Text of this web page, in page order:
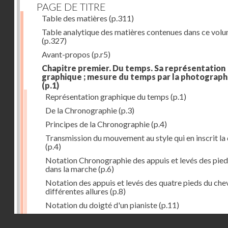
PAGE DE TITRE
Table des matières (p.311)
Table analytique des matières contenues dans ce
(p.327)
Avant-propos (p.r5)
Chapitre premier. Du temps. Sa représentation
graphique ; mesure du temps par la
(p.1)
Représentation graphique du temps (p.1)
De la Chronographie(p.3)
Principes de la Chronographie(p.4)
Transmission du mouvement au style qui en inscrit la
(p.4)
Notation Chronographie des appuis et levés des
dans la marche(p.6)
Notation des appuis et levés des quatre pieds du
différentes allures (p.8)
Notation du doigté d'un pianiste(p.11)